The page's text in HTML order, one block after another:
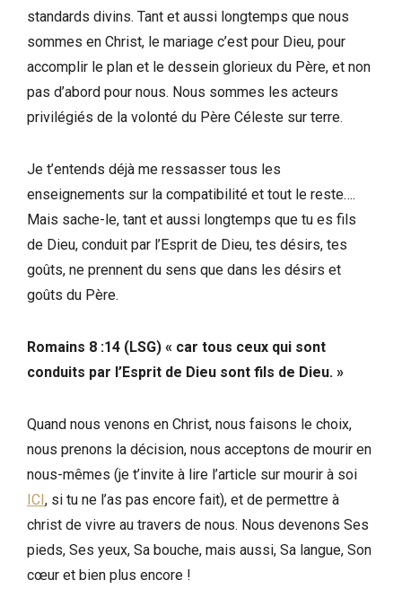
standards divins. Tant et aussi longtemps que nous
sommes en Christ, le mariage c’est pour Dieu, pour
accomplir le plan et le dessein glorieux du Père, et non
pas d’abord pour nous. Nous sommes les acteurs
privilégiés de la volonté du Père Céleste sur terre.
Je t’entends déjà me ressasser tous les
enseignements sur la compatibilité et tout le reste….
Mais sache-le, tant et aussi longtemps que tu es fils
de Dieu, conduit par l’Esprit de Dieu, tes désirs, tes
goûts, ne prennent du sens que dans les désirs et
goûts du Père.
Romains 8 :14 (LSG) « car tous ceux qui sont
conduits par l’Esprit de Dieu sont fils de Dieu. »
Quand nous venons en Christ, nous faisons le choix,
nous prenons la décision, nous acceptons de mourir en
nous-mêmes (je t’invite à lire l’article sur mourir à soi
ICI, si tu ne l’as pas encore fait), et de permettre à
christ de vivre au travers de nous. Nous devenons Ses
pieds, Ses yeux, Sa bouche, mais aussi, Sa langue, Son
cœur et bien plus encore !